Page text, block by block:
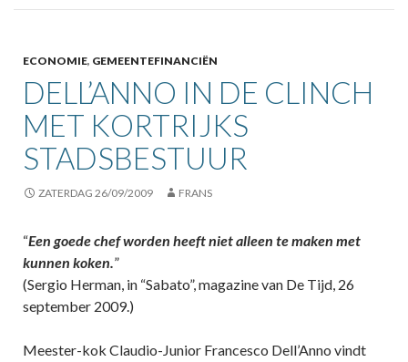
ECONOMIE, GEMEENTEFINANCIËN
DELL’ANNO IN DE CLINCH
MET KORTRIJKS
STADSBESTUUR
ZATERDAG 26/09/2009 FRANS
“Een goede chef worden heeft niet alleen te maken met
kunnen koken.”
(Sergio Herman, in “Sabato”, magazine van De Tijd, 26
september 2009.)
Meester-kok Claudio-Junior Francesco Dell’Anno vindt